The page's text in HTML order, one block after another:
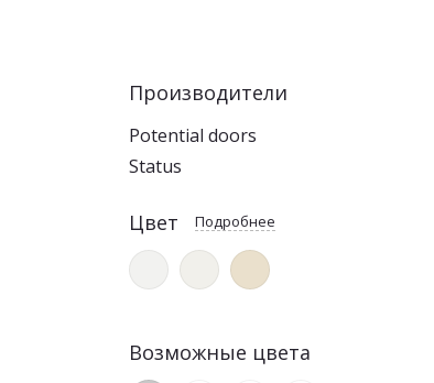
Производители
Potential doors
Status
Цвет Подробнее
Возможные цвета